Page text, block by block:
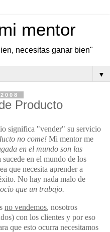
mentor
necesitas ganar bien"
▼
Producto
significa "vender" su servicio
no come! Mi mentor me
en el mundo son las
en el mundo de los
que necesita aprender a
No hay nada malo de
que un trabajo.
no vendemos, nosotros
con los clientes y por eso
que esto ocurra necesitamos